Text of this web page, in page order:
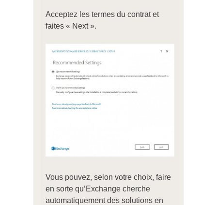
Acceptez les termes du contrat et
faites « Next ».
Vous pouvez, selon votre choix, faire
en sorte qu’Exchange cherche
automatiquement des solutions en